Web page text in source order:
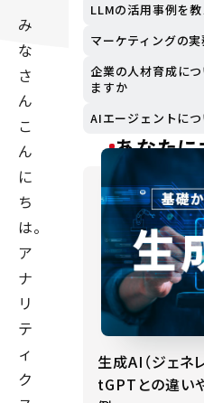
み
な
さ
ん
こ
ん
に
ち
は。
ア
ナ
リ
テ
ィ
ク
LLMの活用事例を教
マーケティングの
企業の人材育成に
ますか
AIエージェントに
あなたに
生成AI（ジェネ
tGPTとの違い